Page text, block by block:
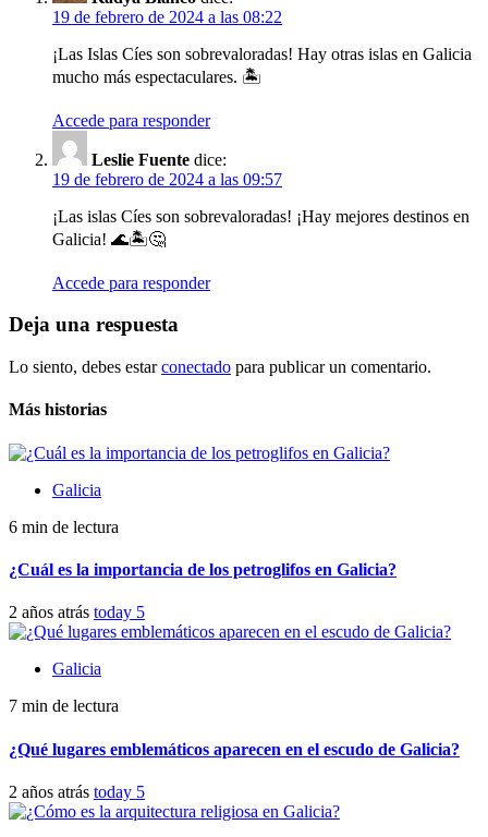
19 de febrero de 2024 a las 08:22
¡Las Islas Cíes son sobrevaloradas! Hay otras islas en Galicia
mucho más espectaculares. 🏝️
Accede para responder
Leslie Fuente dice:
19 de febrero de 2024 a las 09:57
¡Las islas Cíes son sobrevaloradas! ¡Hay mejores destinos en
Galicia! 🌊🏝️🤔
Accede para responder
Deja una respuesta
Lo siento, debes estarconectado para publicar un comentario.
Más historias
Galicia
6 min de lectura
¿Cuál es la importancia de los petroglifos en Galicia?
2 años atrás today 5
Galicia
7 min de lectura
¿Qué lugares emblemáticos aparecen en el escudo de Galicia?
2 años atrás today 5